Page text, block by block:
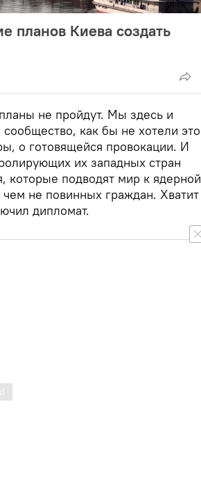
планов Киева создать
не пройдут. Мы здесь и
как бы не хотели это
о готовящейся провокации. И
их западных стран
которые подводят мир к ядерной
не повинных граждан. Хватит
дипломат.